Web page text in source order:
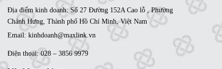
Phương châm
"MaxLink - Do with Heart"
Liên hệ